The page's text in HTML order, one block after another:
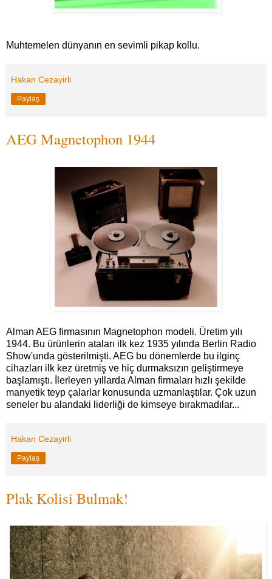
Muhtemelen dünyanın en sevimli pikap kollu.
Hakan Cezayirli
Paylaş
AEG Magnetophon 1944
Alman AEG firmasının Magnetophon modeli. Üretim yılı
1944. Bu ürünlerin ataları ilk kez 1935 yılında Berlin Radio
Show'unda gösterilmişti. AEG bu dönemlerde bu ilginç
cihazları ilk kez üretmiş ve hiç durmaksızın geliştirmeye
başlamıştı. İlerleyen yıllarda Alman firmaları hızlı şekilde
manyetik teyp çalarlar konusunda uzmanlaştılar. Çok uzun
seneler bu alandaki liderliği de kimseye bırakmadılar...
Hakan Cezayirli
Paylaş
Plak Kolisi Bulmak!